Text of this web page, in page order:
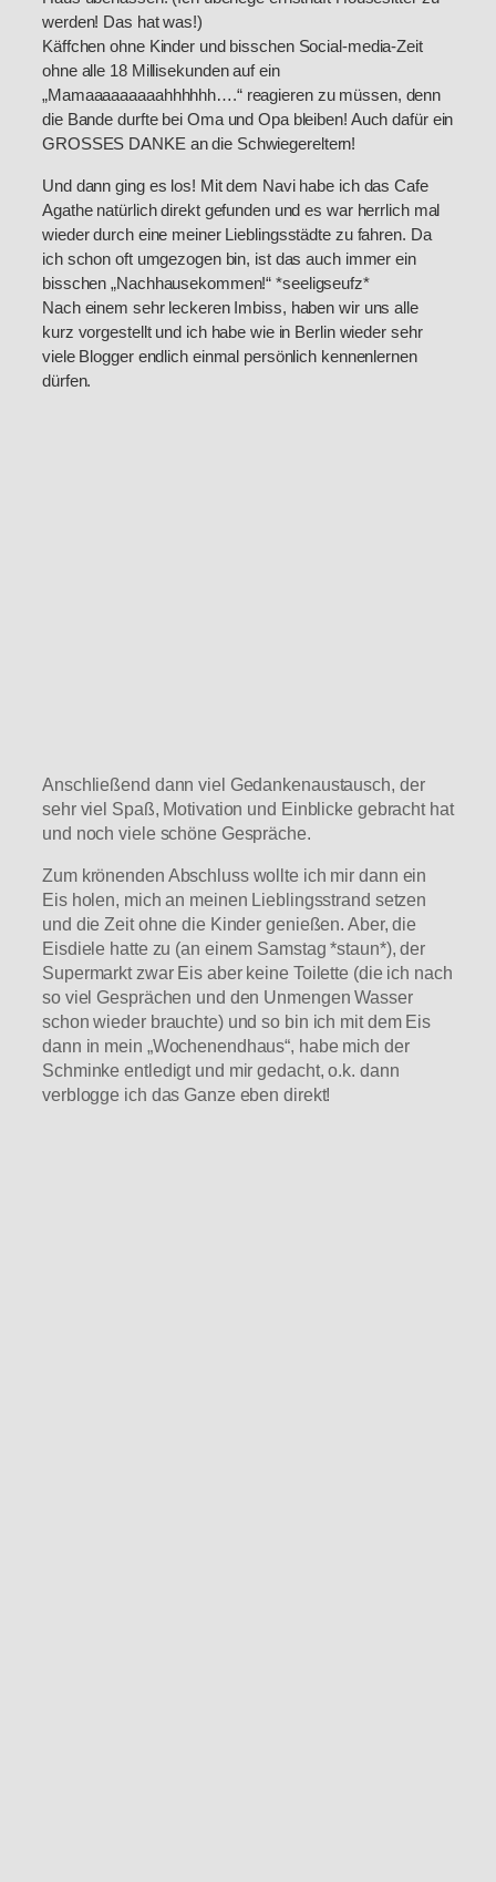
werden! Das hat was!)
Käffchen ohne Kinder und bisschen Social-media-Zeit
ohne alle 18 Millisekunden auf ein
„Mamaaaaaaaaahhhhhh….“ reagieren zu müssen, denn
die Bande durfte bei Oma und Opa bleiben! Auch dafür ein
GROSSES DANKE an die Schwiegereltern!
Und dann ging es los! Mit dem Navi habe ich das Cafe
Agathe natürlich direkt gefunden und es war herrlich mal
wieder durch eine meiner Lieblingsstädte zu fahren. Da
ich schon oft umgezogen bin, ist das auch immer ein
bisschen „Nachhausekommen!“ *seeligseufz*
Nach einem sehr leckeren Imbiss, haben wir uns alle
kurz vorgestellt und ich habe wie in Berlin wieder sehr
viele Blogger endlich einmal persönlich kennenlernen
dürfen.
Anschließend dann viel Gedankenaustausch, der
sehr viel Spaß, Motivation und Einblicke gebracht hat
und noch viele schöne Gespräche.
Zum krönenden Abschluss wollte ich mir dann ein
Eis holen, mich an meinen Lieblingsstrand setzen
und die Zeit ohne die Kinder genießen. Aber, die
Eisdiele hatte zu (an einem Samstag *staun*), der
Supermarkt zwar Eis aber keine Toilette (die ich nach
so viel Gesprächen und den Unmengen Wasser
schon wieder brauchte) und so bin ich mit dem Eis
dann in mein „Wochenendhaus“, habe mich der
Schminke entledigt und mir gedacht, o.k. dann
verblogge ich das Ganze eben direkt!